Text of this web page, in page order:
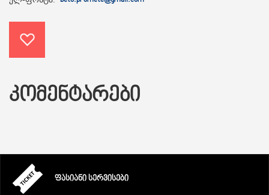
ᲙᲝᲛᲔᲜᲢᲐᲠᲔᲑᲘ
ᲤᲐᲡᲘᲐᲜᲘ ᲡᲔᲠᲕᲘᲡᲔᲑᲘ